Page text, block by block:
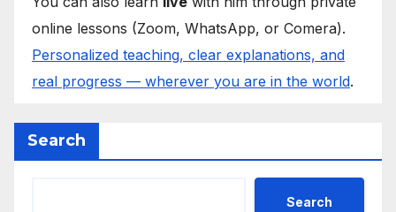
online lessons (Zoom, WhatsApp, or Comera).
Personalized teaching, clear explanations, and
real progress — wherever you are in the world.
Search
Search